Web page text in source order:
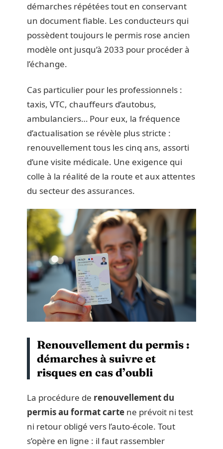
démarches répétées tout en conservant
un document fiable. Les conducteurs qui
possèdent toujours le permis rose ancien
modèle ont jusqu’à 2033 pour procéder à
l’échange.
Cas particulier pour les professionnels :
taxis, VTC, chauffeurs d’autobus,
ambulanciers… Pour eux, la fréquence
d’actualisation se révèle plus stricte :
renouvellement tous les cinq ans, assorti
d’une visite médicale. Une exigence qui
colle à la réalité de la route et aux attentes
du secteur des assurances.
Renouvellement du permis :
démarches à suivre et
risques en cas d’oubli
La procédure de renouvellement du
permis au format carte ne prévoit ni test
ni retour obligé vers l’auto-école. Tout
s’opère en ligne : il faut rassembler